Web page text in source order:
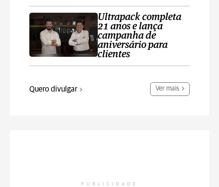
Ultrapack completa
21 anos e lança
campanha de
aniversário para
clientes
Quero divulgar Ver mais
PUBLICIDADE